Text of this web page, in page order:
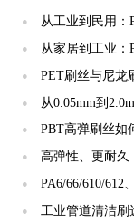
● 从工业到民用
● 从家居到工业：
●
PET刷丝与尼龙
合适？
●
从0.05mm到
抛光精度？
● PBT高弹刷丝如
●
高弹性、更耐久
洁工具市场？
●
PA6/66/610/612
谁才是"耐磨之
● 工业管道清洁刷